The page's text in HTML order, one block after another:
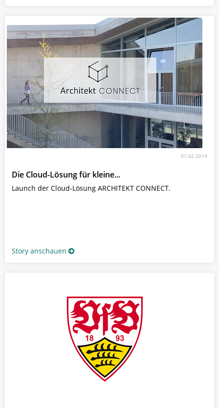
01.02.2019
Die Cloud-Lösung für kleine...
Launch der Cloud-Lösung ARCHITEKT CONNECT.
Story anschauen